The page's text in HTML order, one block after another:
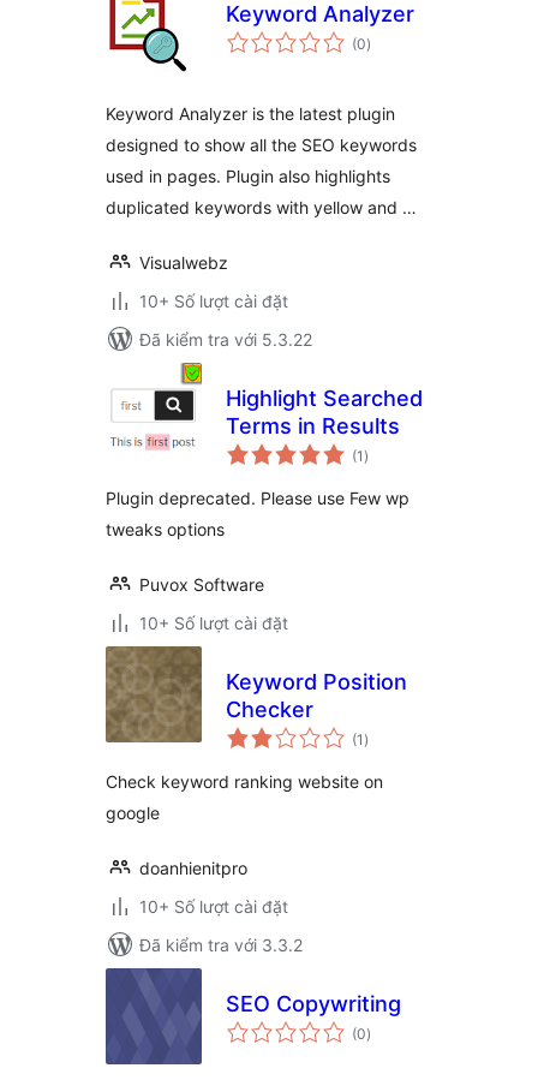
Keyword Analyzer
(0tổng
đánh
)
Keyword Analyzer is the latest plugin
designed to show all the SEO keywords
used in pages. Plugin also highlights
duplicated keywords with yellow and …
Visualwebz
10+ Số lượt cài đặt
Đã kiểm tra với 5.3.22
Highlight Searched
Terms in Results
(1 tổng
đánh
)
Plugin deprecated. Please use Few wp
tweaks options
Puvox Software
10+ Số lượt cài đặt
Keyword Position
Checker
(1 tổng
đánh
)
Check keyword ranking website on
google
doanhienitpro
10+ Số lượt cài đặt
Đã kiểm tra với 3.3.2
SEO Copywriting
(0tổng
đánh
)